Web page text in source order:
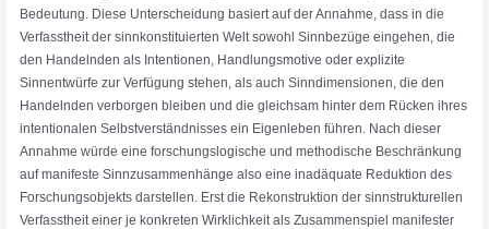
Bedeutung. Diese Unterscheidung basiert auf der Annahme, dass in die
Verfasstheit der sinnkonstituierten Welt sowohl Sinnbezüge eingehen, die
den Handelnden als Intentionen, Handlungsmotive oder explizite
Sinnentwürfe zur Verfügung stehen, als auch Sinndimensionen, die den
Handelnden verborgen bleiben und die gleichsam hinter dem Rücken ihres
intentionalen Selbstverständnisses ein Eigenleben führen. Nach dieser
Annahme würde eine forschungslogische und methodische Beschränkung
auf manifeste Sinnzusammenhänge also eine inadäquate Reduktion des
Forschungsobjekts darstellen. Erst die Rekonstruktion der sinnstrukturellen
Verfasstheit einer je konkreten Wirklichkeit als Zusammenspiel manifester